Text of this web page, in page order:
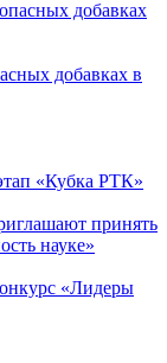
добавках в
«Кубка РТК»
принять
науке»
«Лидеры